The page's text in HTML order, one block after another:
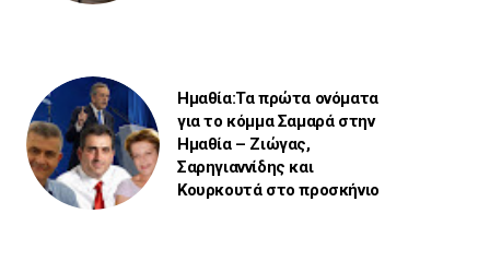
Ημαθία:Τα πρώτα ονόματα
για το κόμμα Σαμαρά στην
Ημαθία – Ζιώγας,
Σαρηγιαννίδης και
Κουρκουτά στο προσκήνιο